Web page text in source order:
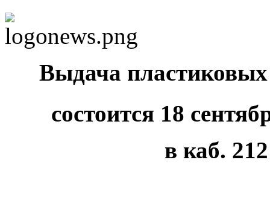
Выдача
состоится 18
в каб.